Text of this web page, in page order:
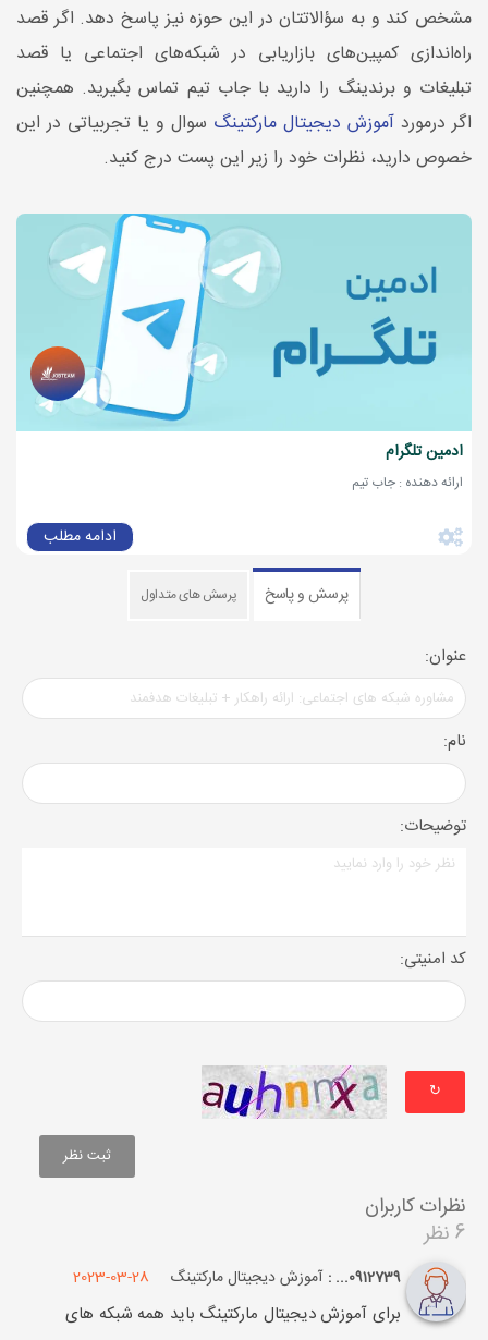
مشخص ‌کند و به سؤالاتتان در این حوزه نیز پاسخ ‌دهد. اگر قصد
راه‌اندازی کمپین‌های بازاریابی در شبکه‌های اجتماعی یا قصد
تبلیغات و برندینگ را دارید با جاب تیم تماس بگیرید. همچنین
اگر درمورد آموزش دیجیتال مارکتینگ سوال و یا تجربیاتی در این
خصوص دارید، نظرات خود را زیر این پست درج کنید.
ادمین تلگرام
ارائه دهنده : جاب تیم
ادامه مطلب
پرسش و پاسخ پرسش های متداول
عنوان:
نام:
توضیحات:
کد امنیتی:
↻
نظرات کاربران
6 نظر
0912739... : آموزش دیجیتال مارکتینگ 2023-03-28
برای آموزش دیجیتال مارکتینگ باید همه شبکه های